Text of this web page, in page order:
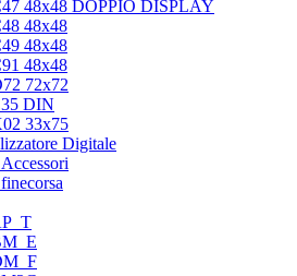
48x48 DOPPIO DISPLAY
48x48
48x48
48x48
72x72
DIN
33x75
Digitale